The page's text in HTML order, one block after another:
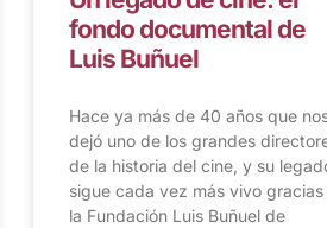
fondo documental de
Luis Buñuel
Hace ya más de 40 años que
dejó uno de los grandes
de la historia del cine, y su
sigue cada vez más vivo gracias
la Fundación Luis Buñuel de